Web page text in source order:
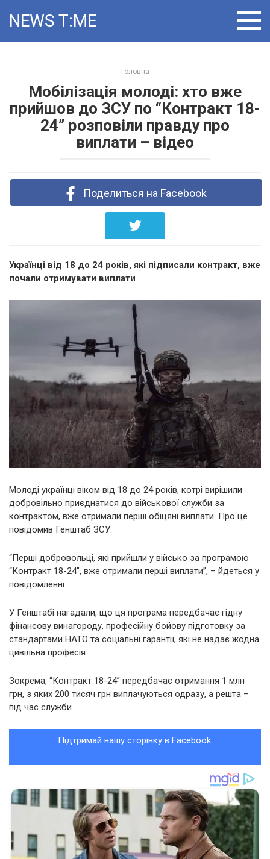
NEWS T:ME
Головна
Мобілізація молоді: хто вже
прийшов до ЗСУ по “Контракт 18-
24” розповіли правду про
виплати – відео
Поделиться на Facebook
Українці від 18 до 24 років, які підписали контракт, вже
почали отримувати виплати
Молоді українці віком від 18 до 24 років, котрі вирішили
добровільно приєднатися до військової служби за
контрактом, вже отримали перші обіцяні виплати. Про це
повідомив Генштаб ЗСУ.
“Перші добровольці, які прийшли у військо за програмою
“Контракт 18-24″, вже отримали перші виплати”, – йдеться у
повідомленні.
У Генштабі нагадали, що ця програма передбачає гідну
фінансову винагороду, професійну бойову підготовку за
стандартами НАТО та соціальні гарантії, які не надає жодна
цивільна професія.
Зокрема, “Контракт 18-24” передбачає отримання 1 млн
грн, з яких 200 тисяч грн виплачуються одразу, а решта –
під час служби.
Підтримай нашу сторінку в Facebook.